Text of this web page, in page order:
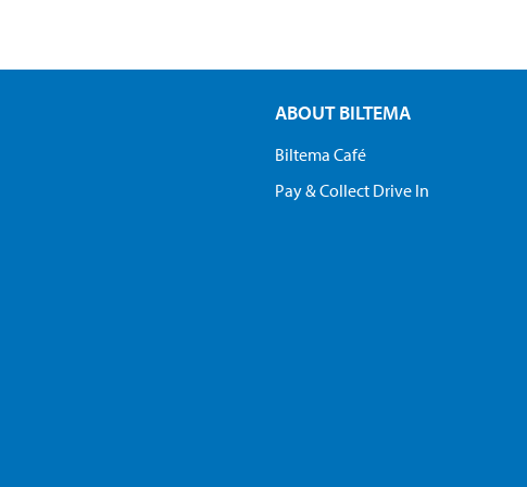
ABOUT BILTEMA
Biltema Café
Pay & Collect Drive In